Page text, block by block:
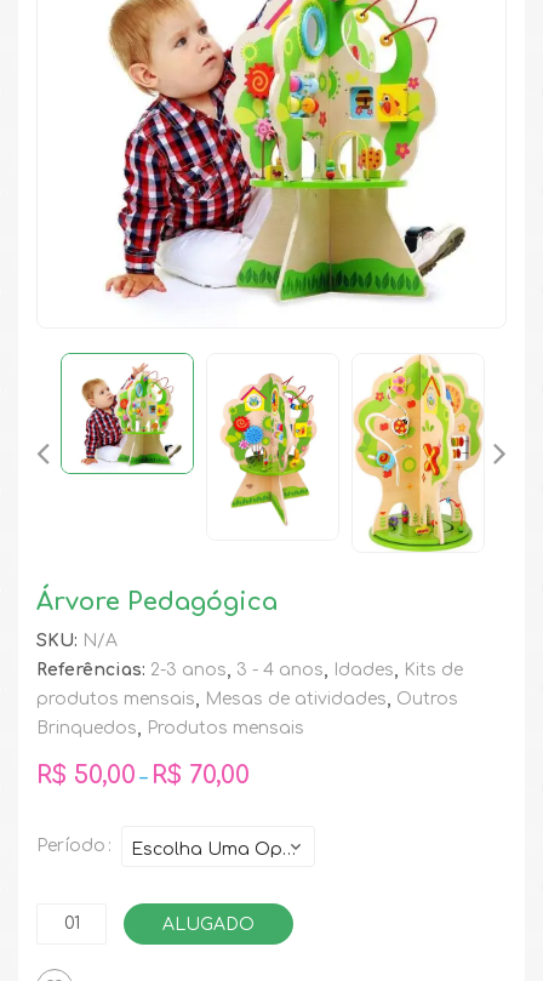
Árvore Pedagógica
SKU: N/A
Referências: 2-3 anos 3 - 4 anos Idades
Kits de
produtos mensais
Mesas de atividades
Outros
Brinquedos
Produtos mensais
R$ 50,00 – R$ 70,00
Período
ALUGADO